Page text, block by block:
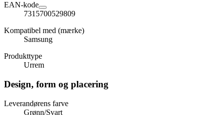
EAN-kode
7315700529809
Kompatibel med (mærke)
Samsung
Produkttype
Urrem
Design, form og placering
Leverandørens farve
Grønn/Svart